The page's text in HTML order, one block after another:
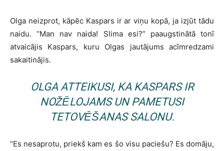
Olga neizprot, kāpēc Kaspars ir ar viņu kopā, ja izjūt tādu
naidu. “Man nav naida! Slima esi?” paaugstinātā tonī
atvaicājis Kaspars, kuru Olgas jautājums acīmredzami
sakaitinājis.
OLGA ATTEIKUSI, KA KASPARS IR
NOŽĒLOJAMS UN PAMETUSI
TETOVĒŠANAS SALONU.
“Es nesaprotu, priekš kam es šo visu paciešu? Es domāju,